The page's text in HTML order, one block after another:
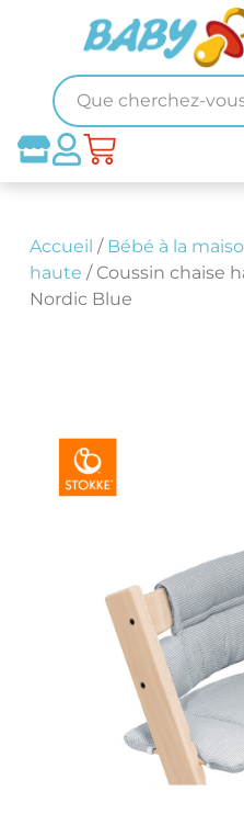
Accueil / Bébé à la
haute / Coussin chaise
Nordic Blue